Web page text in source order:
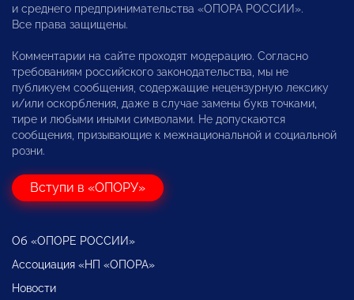
и среднего предпринимательства «ОПОРА РОССИИ».
Все права защищены.
Комментарии на сайте проходят модерацию. Согласно
требованиям российского законодательства, мы не
публикуем сообщения, содержащие нецензурную лексику
и/или оскорбления, даже в случае замены букв точками,
тире и любыми иными символами. Не допускаются
сообщения, призывающие к межнациональной и социальной
розни.
Вступи в «ОПОРУ»
Об «ОПОРЕ РОССИИ»
Ассоциация «НП «ОПОРА»
Новости